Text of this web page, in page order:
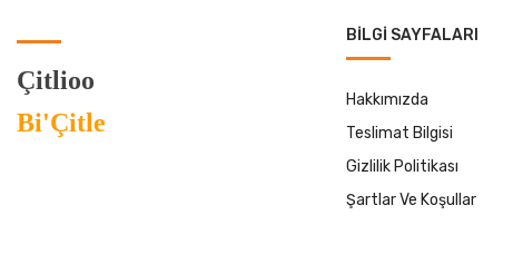
Çitlioo
Bi'Çitle
BILGI SAYFALARI
Hakkımızda
Teslimat Bilgisi
Gizlilik Politikası
Şartlar Ve Koşullar